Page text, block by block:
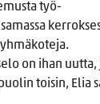
työ-
on ihan uutta,
toisin, Elia